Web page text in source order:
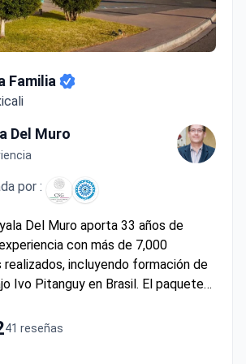
Familia
Del Muro
por :
Del Muro aporta 33 años de
con más de 7,000
incluyendo formación de
Ivo Pitanguy en Brasil. El paquete
el Hospital de la Familia suele
de 4,600 USD – cubriendo cirugía,
41 reseñas